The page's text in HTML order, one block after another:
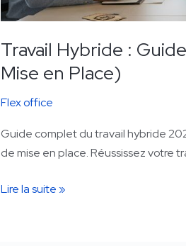
Travail Hybride :
Mise en Place)
Flex office
Guide complet du travail hybride
de mise en place. Réussissez votre
Lire la suite »